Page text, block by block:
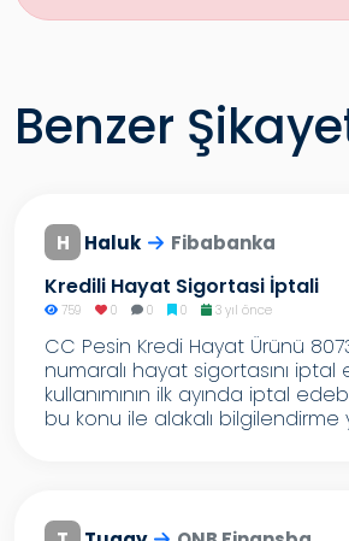
Benzer
H Haluk Fibabanka
Kredili Hayat Sigortasi İptali
759 0 0 0 3 yıl önce
CC Pesin Kredi Hayat Ürünü
numaralı hayat sigortasını
kullanımının ilk ayında iptal
bu konu ile alakalı bilgilendirme